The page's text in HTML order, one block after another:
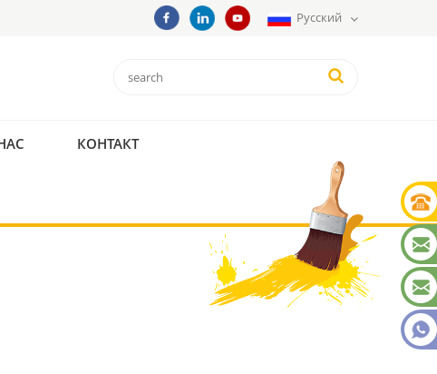
Русский
КОНТАКТ